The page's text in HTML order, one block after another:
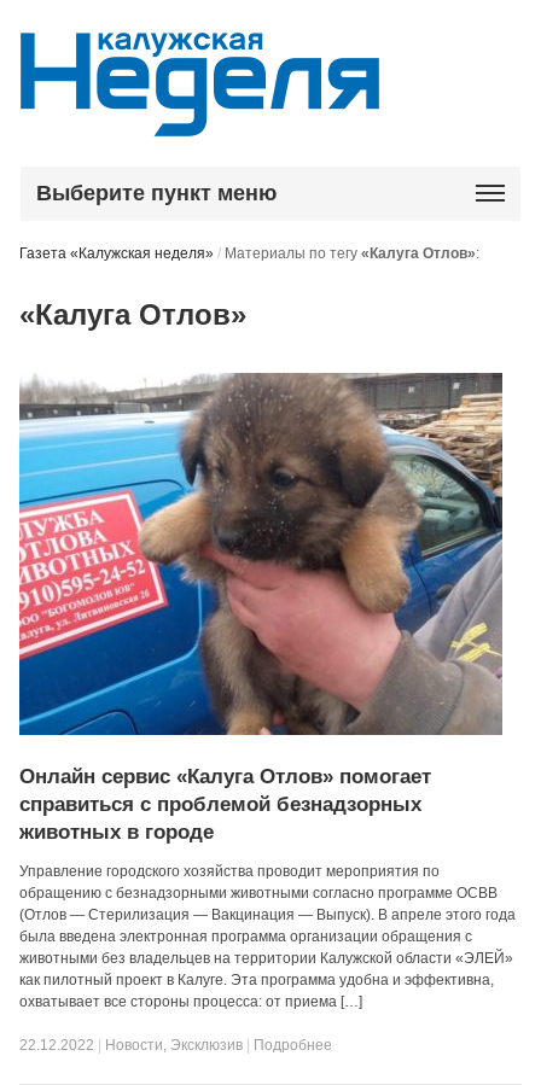
Выберите пункт меню
Газета «Калужская неделя» / Материалы по тегу«Калуга Отлов»:
«Калуга Отлов»
Онлайн сервис «Калуга Отлов» помогает
справиться с проблемой безнадзорных
животных в городе
Управление городского хозяйства проводит мероприятия по
обращению с безнадзорными животными согласно программе ОСВВ
(Отлов — Стерилизация — Вакцинация — Выпуск). В апреле этого года
была введена электронная программа организации обращения с
животными без владельцев на территории Калужской области «ЭЛЕЙ»
как пилотный проект в Калуге. Эта программа удобна и эффективна,
охватывает все стороны процесса: от приема […]
22.12.2022 Новости, Эксклюзив Подробнее